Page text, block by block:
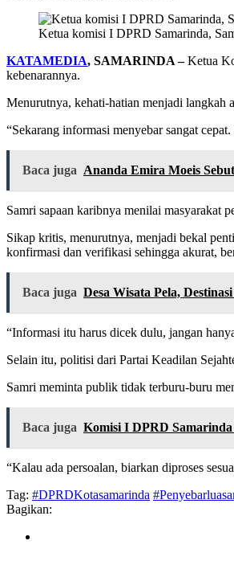
Ketua komisi I DPRD Samarinda,
KATAMEDIA, SAMARINDA –Ketua
kebenarannya.
Menurutnya, kehati-hatian menjadi langkah
“Sekarang informasi menyebar sangat
Baca juga Ananda Emira Moeis
Samri sapaan karibnya menilai masyarakat
Sikap kritis, menurutnya, menjadi bekal
konfirmasi dan verifikasi sehingga akurat,
Baca juga Desa Wisata Pela,
“Informasi itu harus dicek dulu, jangan
Selain itu, politisi dari Partai Keadilan
Samri meminta publik tidak terburu-buru
Baca juga Komisi I DPRD
“Kalau ada persoalan, biarkan diproses
Tag: #DPRDKotasamarinda
Bagikan: